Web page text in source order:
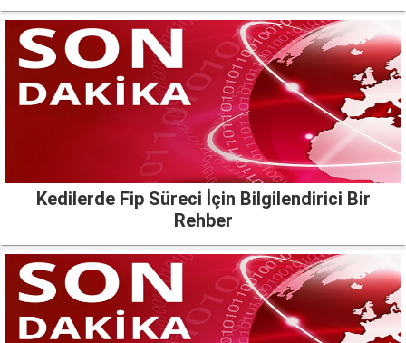
Kedilerde Fip Süreci İçin Bilgilendirici Bir
Rehber